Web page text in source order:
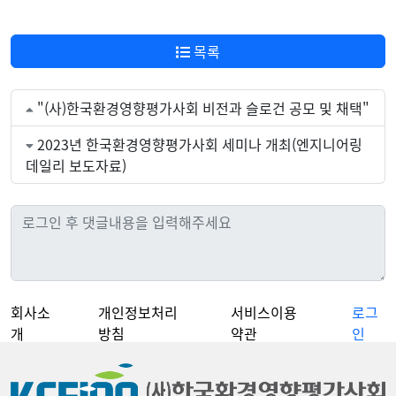
목록
"(사)한국환경영향평가사회 비전과 슬로건 공모 및 채택"
2023년 한국환경영향평가사회 세미나 개최(엔지니어링
데일리 보도자료)
회사소
개
개인정보처리
방침
서비스이용
약관
로그
인